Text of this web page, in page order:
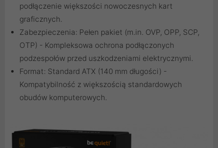
podłączenie większości nowoczesnych kart
graficznych.
Zabezpieczenia: Pełen pakiet (m.in. OVP, OPP, SCP,
OTP) - Kompleksowa ochrona podłączonych
podzespołów przed uszkodzeniami elektrycznymi.
Format: Standard ATX (140 mm długości) -
Kompatybilność z większością standardowych
obudów komputerowych.